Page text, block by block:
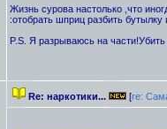
Жизнь сурова настолько ,что
:отобрать шприц разбить бутылку
P.S. Я разрываюсь на
Re: наркотики... [re: